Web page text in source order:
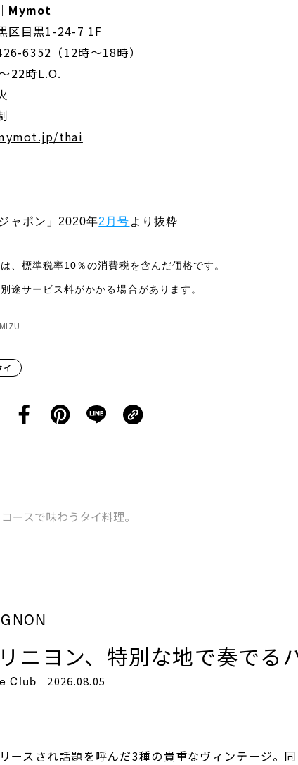
Mymot
区目黒1-24-7 1F
6352（12時～18時）
22時L.O.
thai
ャポン」2020年2月号 より抜粋
、標準税率10％の消費税を含んだ価格です。
途サービス料がかかる場合があります。
イ
ースで味わうタイ料理。
ニヨン、特別な地で奏でる
Club 2026.08.05
ースされ話題を呼んだ3種の貴重なヴィンテージ。